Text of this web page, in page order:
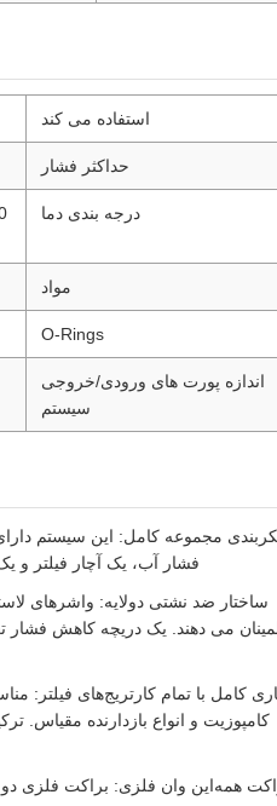
استفاده می کند
حداکثر فشار
درجه بندی دما
مواد
O-Rings
اندازه پورت های ورودی/خروجی
سیستم
فشار آب، یک آچار فیلتر و
می دهند. یک دریچه کاهش فشار
کامپوزیت و انواع بازدارنده مقیاس.
همه‌این‌ وان فلزی: براکت فلزی